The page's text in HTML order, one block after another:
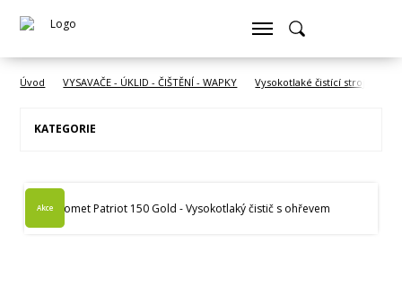
Úvod VYSAVAČE - ÚKLID - ČIŠTĚNÍ - WAPKY Vysokotlaké čistící stroje
KATEGORIE
Akce